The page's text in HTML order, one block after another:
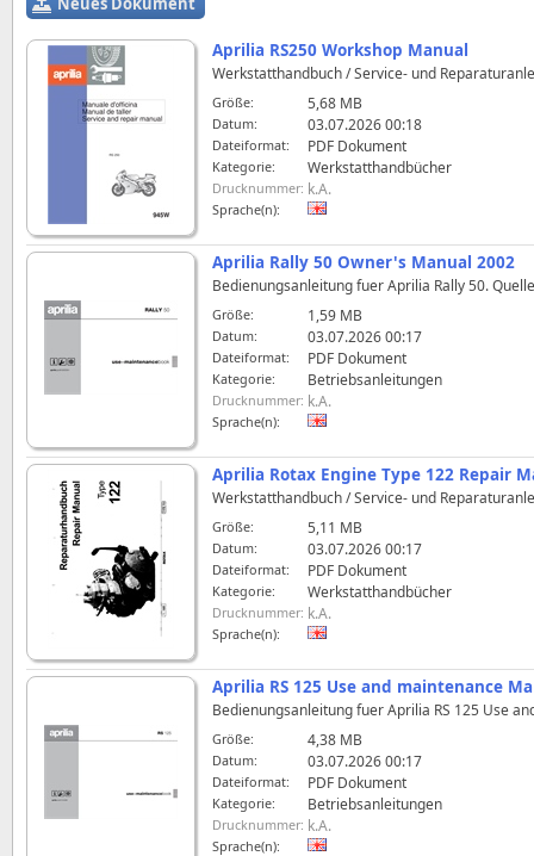
Aprilia RS250 Workshop Manual
Werkstatthandbuch / Service- und
Größe: 5,68 MB
Datum: 03.07.2026 00:18
Dateiformat: PDF Dokument
Kategorie: Werkstatthandbücher
Drucknummer: k.A.
Sprache(n):
Aprilia Rally 50 Owner's Manual 2002
Bedienungsanleitung fuer Aprilia Rally 50.
Größe: 1,59 MB
Datum: 03.07.2026 00:17
Dateiformat: PDF Dokument
Kategorie: Betriebsanleitungen
Drucknummer: k.A.
Sprache(n):
Aprilia Rotax Engine Type 122 Repair
Werkstatthandbuch / Service- und
Größe: 5,11 MB
Datum: 03.07.2026 00:17
Dateiformat: PDF Dokument
Kategorie: Werkstatthandbücher
Drucknummer: k.A.
Sprache(n):
Aprilia RS 125 Use and maintenance
Bedienungsanleitung fuer Aprilia RS 125 Use
Größe: 4,38 MB
Datum: 03.07.2026 00:17
Dateiformat: PDF Dokument
Kategorie: Betriebsanleitungen
Drucknummer: k.A.
Sprache(n):